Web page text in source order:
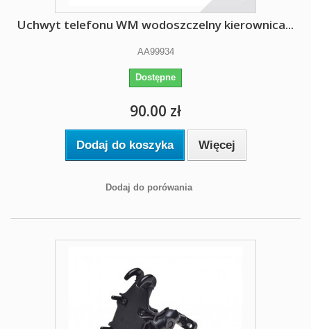
Uchwyt telefonu WM wodoszczelny kierownica...
AA99934
Dostępne
90.00 zł
Dodaj do koszyka Więcej
Dodaj do porówania